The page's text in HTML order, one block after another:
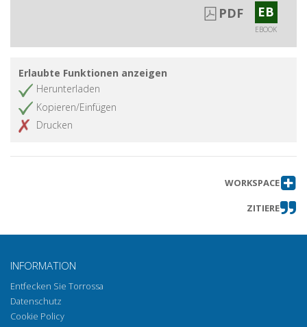
PDF EB
EBOOK
Erlaubte Funktionen anzeigen
Herunterladen
Kopieren/Einfügen
Drucken
WORKSPACE
ZITIERE
INFORMATION
Entfecken Sie Torrossa
Datenschutz
Cookie Policy